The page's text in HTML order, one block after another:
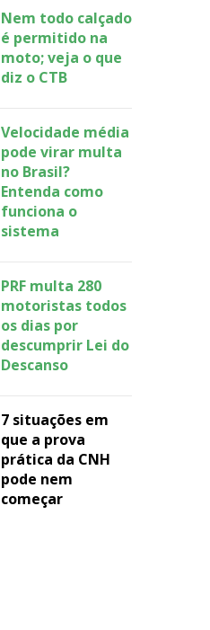
Nem todo calçado
é permitido na
moto; veja o que
diz o CTB
Velocidade média
pode virar multa
no Brasil?
Entenda como
funciona o
sistema
PRF multa 280
motoristas todos
os dias por
descumprir Lei do
Descanso
7 situações em
que a prova
prática da CNH
pode nem
começar